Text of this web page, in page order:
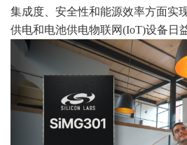
集成度、安全性和能源效率方面实
供电和电池供电物联网(IoT)设备日